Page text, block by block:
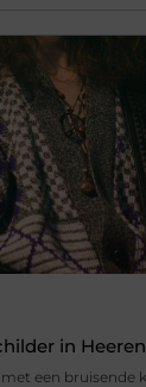
in
een bruisende